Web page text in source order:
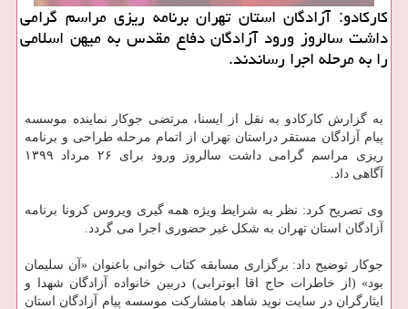
كاركادو: آزادگان استان تهران برنامه ریزی مراسم گرامی
داشت سالروز ورود آزادگان دفاع مقدس به میهن اسلامی
را به مرحله اجرا رساندند.
به گزارش کارکادو به نقل از ایسنا، مرتضی جوکار نماینده موسسه
پیام آزادگان مستقر دراستان تهران از اتمام مرحله طراحی و برنامه
ریزی مراسم گرامی داشت سالروز ورود برای ۲۶ مرداد ۱۳۹۹
آگاهی داد.
وی تصریح کرد: نظر به شرایط ویژه همه گیری ویروس کرونا برنامه
آزادگان استان تهران به شکل غیر حضوری اجرا می گردد.
جوکار توضیح داد: برگزاری مسابقه کتاب خوانی باعنوان «آن سلیمان
بود» (از خاطرات حاج اقا ابوترابی) دربین خانواده آزادگان شهدا و
ایثارگران در سایت نوید شاهد بامشارکت موسسه پیام آزادگان استان